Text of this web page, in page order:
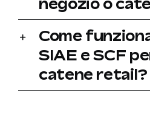
negozio o
Come
SIAE e SCF
catene retail?